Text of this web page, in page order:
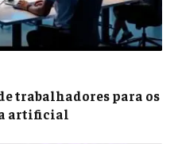
trabalhadores para os
artificial